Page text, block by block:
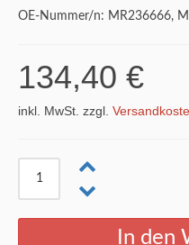
OE-Nummer/n: MR236666,
134,40 €
inkl. MwSt. zzgl.